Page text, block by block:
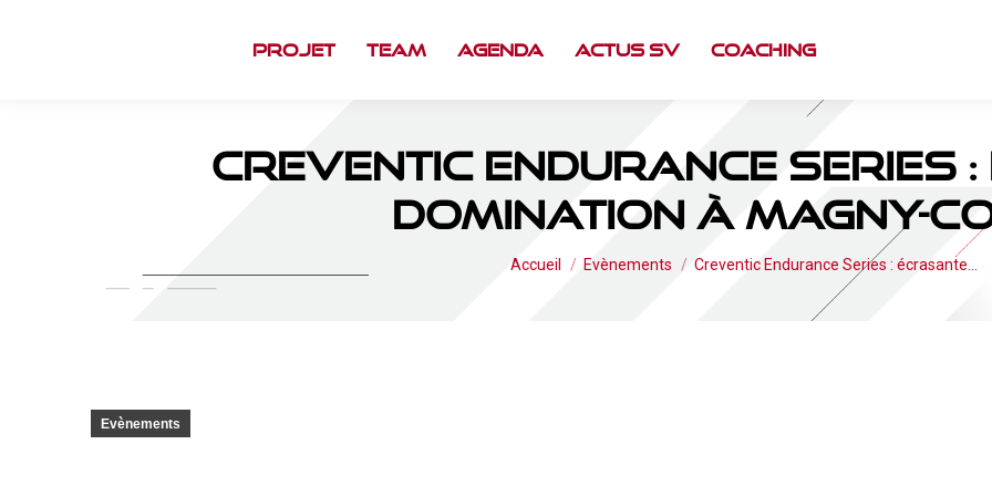
Projet Team Agenda Actus SV Coaching
Creventic Endurance Series
domination à Magny-
Vous êtes ici :
Accueil Evènements Creventic Endurance Series : écrasante…
Evènements